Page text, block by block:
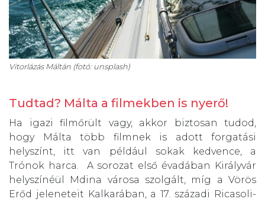
Vitorlázás Máltán (fotó: unsplash)
Tudtad? Málta a filmekben is nyerő!
Ha igazi filmőrült vagy, akkor biztosan tudod,
hogy Málta több filmnek is adott forgatási
helyszínt, itt van például sokak kedvence, a
Trónok harca. A sorozat első évadában Királyvár
helyszínéül Mdina városa szolgált, míg a Vörös
Erőd jeleneteit Kalkarában, a 17. századi Ricasoli-